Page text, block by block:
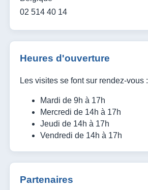
02 514 40 14
Heures d'ouverture
Les visites se font sur rendez-vous :
Mardi de 9h à 17h
Mercredi de 14h à 17h
Jeudi de 14h à 17h
Vendredi de 14h à 17h
Partenaires